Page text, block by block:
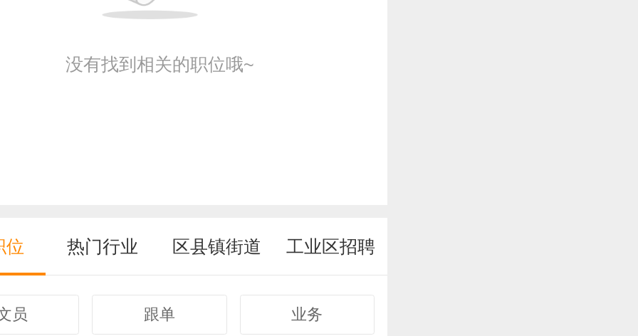
没有找到相关的职位哦~
位 热门行业 区县镇街道 工业区招聘
员 跟单 业务